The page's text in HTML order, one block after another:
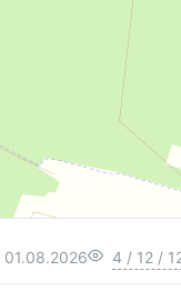
01.08.2026 4 / 12 /